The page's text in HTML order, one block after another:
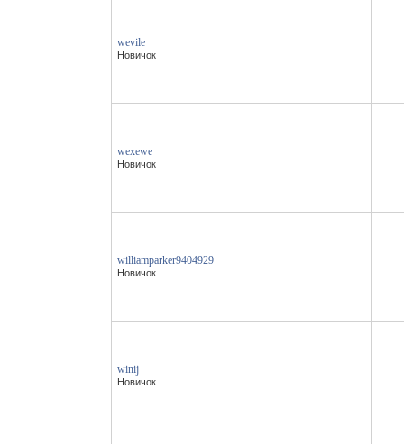
wevile
Новичок
wexewe
Новичок
williamparker9404929
Новичок
winij
Новичок